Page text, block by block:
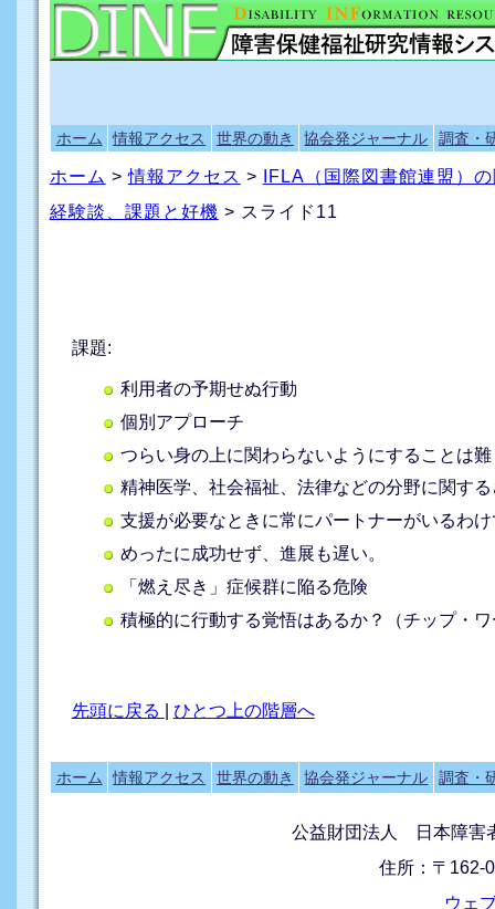
ホーム 情報アクセス 世界の動き 協会発ジャーナル 調査・
ホーム >情報アクセス >
IFLA（国際図書館連盟）
経験談、課題と好機 > スライド11
課題:
利用者の予期せぬ行動
個別アプローチ
つらい身の上に関わらないようにすることは
精神医学、社会福祉、法律などの分野に関す
支援が必要なときに常にパートナーがいるわ
めったに成功せず、進展も遅い。
「燃え尽き」症候群に陥る危険
積極的に行動する覚悟はあるか？（チップ・
先頭に戻る ひとつ上の階層へ
ホーム 情報アクセス 世界の動き 協会発ジャーナル 調査・
公益財団法人 日本障害
住所：〒162-
ウェ